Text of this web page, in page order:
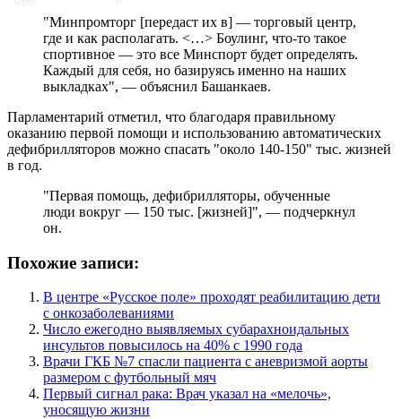
"Минпромторг [передаст их в] — торговый центр,
где и как располагать. <…> Боулинг, что-то такое
спортивное — это все Минспорт будет определять.
Каждый для себя, но базируясь именно на наших
выкладках", — объяснил Башанкаев.
Парламентарий отметил, что благодаря правильному
оказанию первой помощи и использованию автоматических
дефибрилляторов можно спасать "около 140-150" тыс. жизней
в год.
"Первая помощь, дефибрилляторы, обученные
люди вокруг — 150 тыс. [жизней]", — подчеркнул
он.
Похожие записи:
В центре «Русское поле» проходят реабилитацию дети
с онкозаболеваниями
Число ежегодно выявляемых субарахноидальных
инсультов повысилось на 40% с 1990 года
Врачи ГКБ №7 спасли пациента с аневризмой аорты
размером с футбольный мяч
Первый сигнал рака: Врач указал на «мелочь»,
уносящую жизни